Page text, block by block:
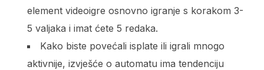
element videoigre osnovno igranje s korakom 3-
5 valjaka i imat ćete 5 redaka.
Kako biste povećali isplate ili igrali mnogo
aktivnije, izvješće o automatu ima tendenciju